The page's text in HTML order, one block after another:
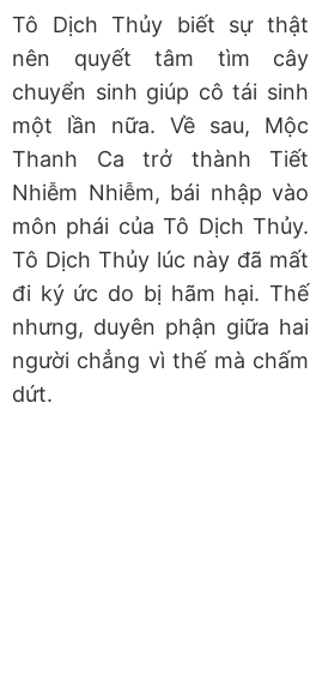
Tô Dịch Thủy biết sự thật
nên quyết tâm tìm cây
chuyển sinh giúp cô tái sinh
một lần nữa. Về sau, Mộc
Thanh Ca trở thành Tiết
Nhiễm Nhiễm, bái nhập vào
môn phái của Tô Dịch Thủy.
Tô Dịch Thủy lúc này đã mất
đi ký ức do bị hãm hại. Thế
nhưng, duyên phận giữa hai
người chẳng vì thế mà chấm
dứt.